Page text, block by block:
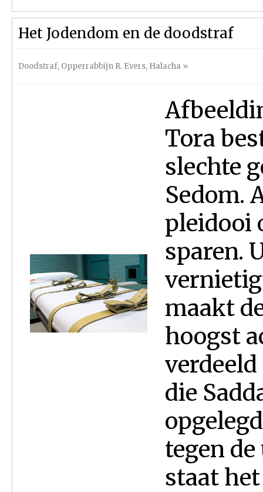
Het Jodendom en de doodstraf
Doodstraf, Opperrabbijn R. Evers, Halacha »
Tora
slechte
Sedom.
pleidooi
sparen.
maakt
hoogst
verdeeld
die
tegen
staat het